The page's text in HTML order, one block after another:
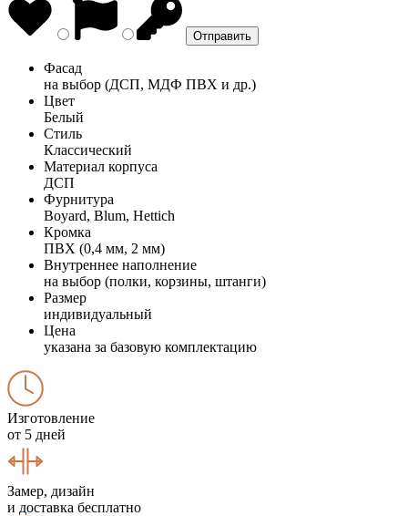
Фасад
на выбор (ДСП, МДФ ПВХ и др.)
Цвет
Белый
Стиль
Классический
Материал корпуса
ДСП
Фурнитура
Boyard, Blum, Hettich
Кромка
ПВХ (0,4 мм, 2 мм)
Внутреннее наполнение
на выбор (полки, корзины, штанги)
Размер
индивидуальный
Цена
указана за базовую комплектацию
Изготовление
от 5 дней
Замер, дизайн
и доставка бесплатно